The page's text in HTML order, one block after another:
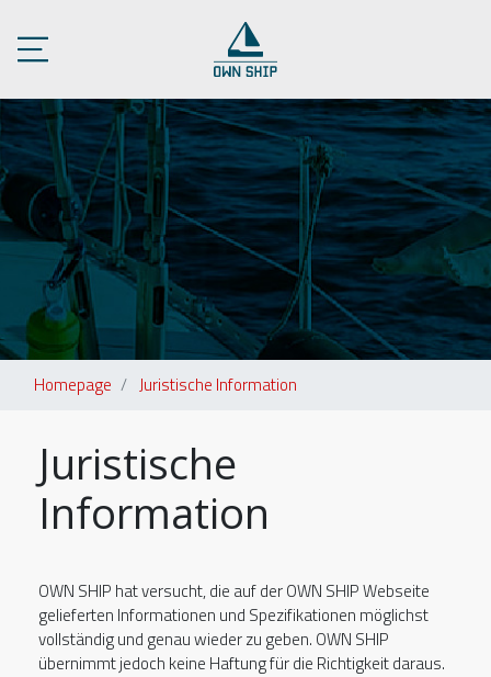
Homepage Juristische Information
Juristische
Information
OWN SHIP hat versucht, die auf der OWN SHIP Webseite
gelieferten Informationen und Spezifikationen möglichst
vollständig und genau wieder zu geben. OWN SHIP
übernimmt jedoch keine Haftung für die Richtigkeit daraus.